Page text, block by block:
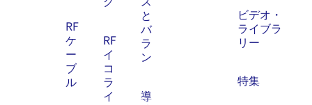
RF
ケ
ー
ブ
ル
RF
イ
コ
ラ
イ
と
バ
ラ
ン
導
ビデオ・
ライブラ
リー
特集